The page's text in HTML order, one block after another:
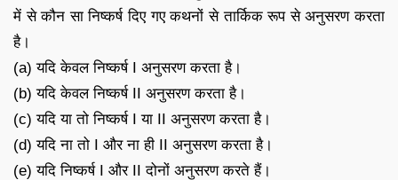
में से कौन सा निष्कर्ष दिए गए कथनों से तार्किक रूप से अनुसरण करता
है।
(a) यदि केवल निष्कर्ष I अनुसरण करता है।
(b) यदि केवल निष्कर्ष II अनुसरण करता है।
(c) यदि या तो निष्कर्ष I या II अनुसरण करता है।
(d) यदि ना तो I और ना ही II अनुसरण करता है।
(e) यदि निष्कर्ष I और II दोनों अनुसरण करते हैं।